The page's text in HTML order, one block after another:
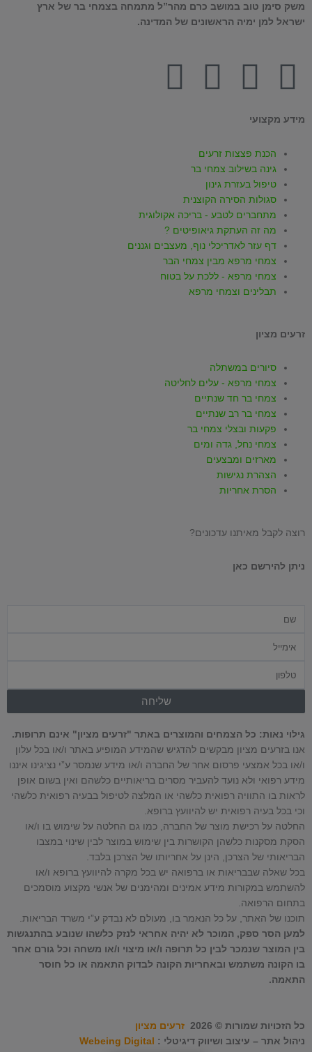
משק סימן טוב במושב כרם מהר”ל מתמחה בצמחי בר של ארץ
ישראל למן ימיה הראשונים של המדינה.
F
a
c
e
b
o
o
k
-
f
Y
o
u
t
u
b
e
I
s
t
a
g
r
m
W
s
a
p
k
מידע מקצועי
הכנת פצצות זרעים
גינה בשילוב צמחי בר
טיפול בעזרת גינון
סגולות הסירה הקוצנית
מתחברים לטבע - בריכה אקולוגית
מה זה העתקת גיאופיטים ?
דף עזר לאדריכלי נוף, מעצבים וגננים
צמחי מרפא מבין צמחי הבר
צמחי מרפא - ללכת על בטוח
תבלינים וצמחי מרפא
זרעים מציון
סיורים במשתלה
צמחי מרפא - עלים לחליטה
צמחי בר חד שנתיים
צמחי בר רב שנתיים
פקעות ובצלי צמחי בר
צמחי נחל, גדה ומים
מארזים ומבצעים
הצהרת נגישות
הסרת אחריות
רוצה לקבל מאיתנו עדכונים?
ניתן להירשם כאן
שליחה
גילוי נאות: כל הצמחים והמוצרים באתר "זרעים מציון" אינם תרופות.
אנו בזרעים מציון מבקשים להדגיש שהמידע המופיע באתר ו/או בכל עלון
ו/או בכל אמצעי פרסום אחר של החברה ו/או מידע שנמסר ע”י נציגינו איננו
מידע רפואי ולא נועד להעביר מסרים בריאותיים כלשהם ואין בשום אופן
לראות בו התוויה רפואית כלשהי או המלצה לטיפול בבעיה רפואית כלשהי
וכי בכל בעיה רפואית יש להיוועץ ברופא.
החלטה על רכישת מוצר של החברה, כמו גם החלטה על שימוש בו ו/או
הסקת מסקנות כלשהן הקושרות בין שימוש במוצר לבין שינוי במצבו
הבריאותי של הצרכן, הינן על אחריותו של הצרכן בלבד.
בכל שאלה שבבריאות או ברפואה יש בכל מקרה להיוועץ ברופא ו/או
להשתמש במקורות מידע אמינים ומהימנים של אנשי מקצוע מוסמכים
בתחום הרפואה.
תוכנו של האתר, על כל הנאמר בו, מעולם לא נבדק ע”י משרד הבריאות.
למען הסר ספק, המוכר לא יהיה אחראי לנזק כלשהו שנובע בהתנגשות
בין המוצר שנמכר לבין כל תרופה ו/או מיצוי ו/או משחה וכל גורם אחר
בו הקונה משתמש ובאחריות הקונה לבדוק התאמה או כל חוסר
התאמה.
כל הזכויות שמורות © 2026
זרעים מציון
ניהול אתר – עיצוב ושיווק דיגיטלי : Webeing Digital